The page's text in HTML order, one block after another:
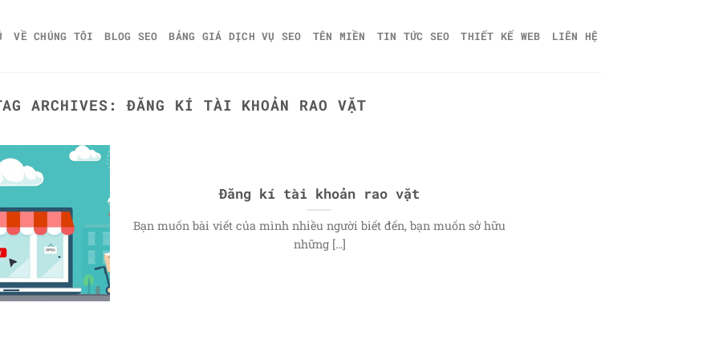
VỀ CHÚNG TÔI BLOG SEO BẢNG GIÁ DỊCH VỤ SEO TÊN MIỀN TIN TỨC SEO THIẾT KẾ WEB LIÊN HỆ
ARCHIVES:ĐĂNG KÍ TÀI KHOẢN RAO VẶT
Đăng kí tài khoản rao vặt
Bạn muốn bài viết của mình nhiều người biết đến, bạn muốn sở hữu
những [...]